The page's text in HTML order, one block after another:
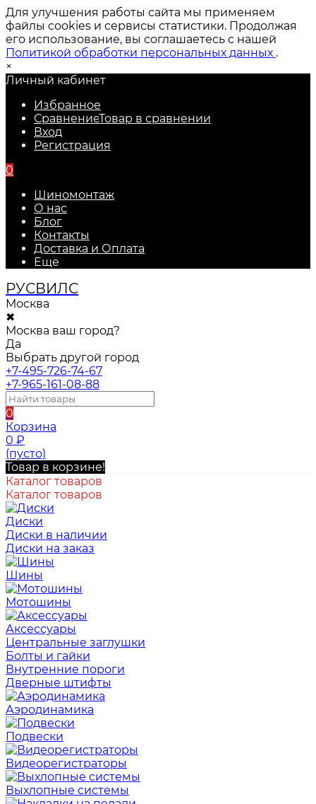
Для улучшения работы сайта мы применяем
файлы cookies и сервисы статистики. Продолжая
его использование, вы соглашаетесь с нашей
Политикой обработки персональных данных .
×
Личный кабинет
Избранное
СравнениеТовар в сравнении
Вход
Регистрация
0
Шиномонтаж
О нас
Блог
Контакты
Доставка и Оплата
Еще
РУСВИЛС
Москва
✖
Москва ваш город?
Да
Выбрать другой город
+7-495-726-74-67
+7-965-161-08-88
0
Корзина
0 ₽
(пусто)
Товар в корзине!
Каталог товаров
Каталог товаров
Диски
Диски в наличии
Диски на заказ
Шины
Мотошины
Аксессуары
Центральные заглушки
Болты и гайки
Внутренние пороги
Дверные штифты
Аэродинамика
Подвески
Видеорегистраторы
Выхлопные системы